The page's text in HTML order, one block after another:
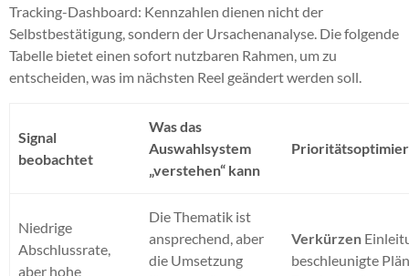
Tracking-Dashboard: Kennzahlen dienen nicht der
Selbstbestätigung, sondern der Ursachenanalyse. Die folgende
Tabelle bietet einen sofort nutzbaren Rahmen, um zu
entscheiden, was im nächsten Reel geändert werden soll.
Signal
beobachtet
Was das
Auswahlsystem
„verstehen“ kann
Niedrige
Abschlussrate,
aber hohe
Die Thematik ist
ansprechend, aber
die Umsetzung
Verkürzen
beschleunigte